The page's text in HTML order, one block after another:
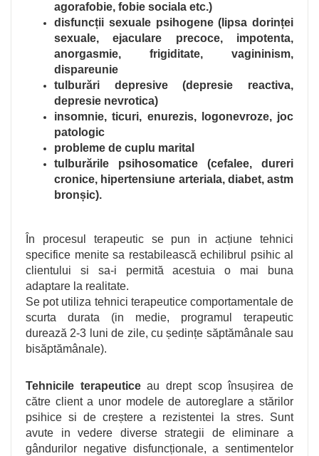
agorafobie, fobie sociala etc.)
disfuncții sexuale psihogene (lipsa dorinței
sexuale, ejaculare precoce, impotenta,
anorgasmie, frigiditate, vagininism,
dispareunie
tulburări depresive (depresie reactiva,
depresie nevrotica)
insomnie, ticuri, enurezis, logonevroze, joc
patologic
probleme de cuplu marital
tulburările psihosomatice (cefalee, dureri
cronice, hipertensiune arteriala, diabet, astm
bronșic).
În procesul terapeutic se pun in acțiune tehnici
specifice menite sa restabilească echilibrul psihic al
clientului si sa-i permită acestuia o mai buna
adaptare la realitate.
Se pot utiliza tehnici terapeutice comportamentale de
scurta durata (in medie, programul terapeutic
durează 2-3 luni de zile, cu ședințe săptămânale sau
bisăptămânale).
Tehnicile terapeuticeau drept scop însușirea de
către client a unor modele de autoreglare a stărilor
psihice si de creștere a rezistentei la stres. Sunt
avute in vedere diverse strategii de eliminare a
gândurilor negative disfuncționale, a sentimentelor